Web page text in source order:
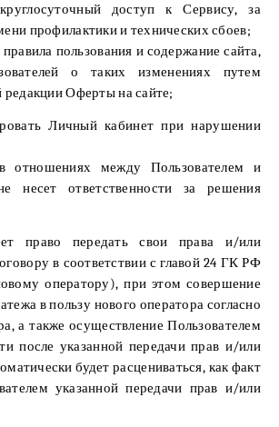
доступ к Сервису, за
профилактики и технических сбоев;
пользования и содержание сайта,
о таких изменениях путем
редакции Оферты на сайте;
Личный кабинет при нарушении
отношениях между Пользователем и
несет ответственности за решения
право передать свои права и/или
в соответствии с главой 24 ГК РФ
оператору), при этом совершение
в пользу нового оператора согласно
а также осуществление Пользователем
после указанной передачи прав и/или
будет расцениваться, как факт
указанной передачи прав и/или